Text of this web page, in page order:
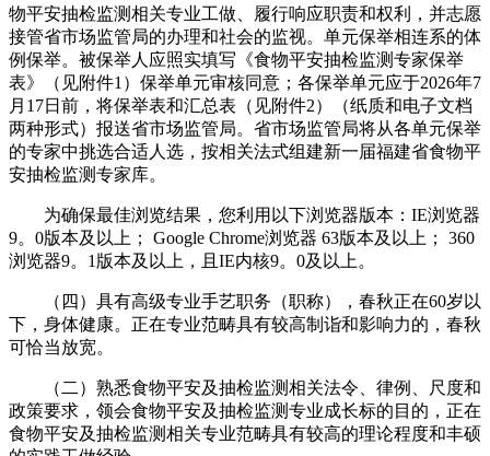
物平安抽检监测相关专业工做、履行响应职责和权利，并志愿
接管省市场监管局的办理和社会的监视。单元保举相连系的体
例保举。被保举人应照实填写《食物平安抽检监测专家保举
表》（见附件1）保举单元审核同意；各保举单元应于2026年7
月17日前，将保举表和汇总表（见附件2）（纸质和电子文档
两种形式）报送省市场监管局。省市场监管局将从各单元保举
的专家中挑选合适人选，按相关法式组建新一届福建省食物平
安抽检监测专家库。
为确保最佳浏览结果，您利用以下浏览器版本：IE浏览器
9。0版本及以上； Google Chrome浏览器 63版本及以上； 360
浏览器9。1版本及以上，且IE内核9。0及以上。
（四）具有高级专业手艺职务（职称），春秋正在60岁以
下，身体健康。正在专业范畴具有较高制诣和影响力的，春秋
可恰当放宽。
（二）熟悉食物平安及抽检监测相关法令、律例、尺度和
政策要求，领会食物平安及抽检监测专业成长标的目的，正在
食物平安及抽检监测相关专业范畴具有较高的理论程度和丰硕